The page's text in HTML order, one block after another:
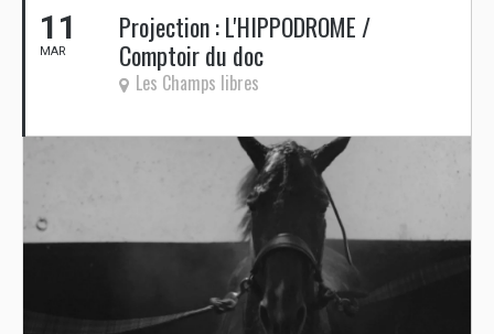
11
MAR
Projection : L'HIPPODROME /
Comptoir du doc
Les Champs libres